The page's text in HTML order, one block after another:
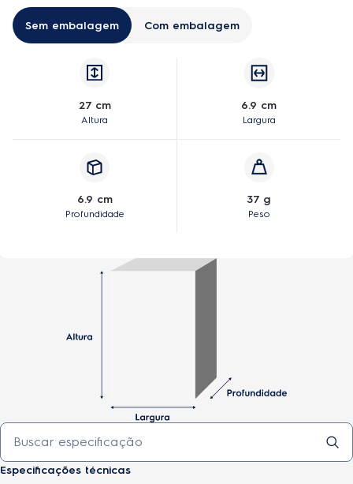
Sem embalagem Com embalagem
27 cm
Altura
6.9 cm
Largura
6.9 cm
Profundidade
37 g
Peso
Especificações técnicas